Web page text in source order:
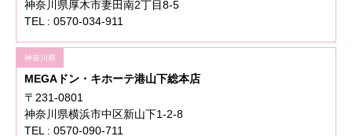
神奈川県厚木市妻田南2丁目8-5
TEL : 0570-034-911
神奈川県
MEGAドン・キホーテ港山下総本店
〒231-0801
神奈川県横浜市中区新山下1-2-8
TEL : 0570-090-711